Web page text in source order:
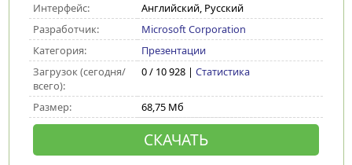
Интерфейс:
Английский, Русский
Разработчик:
Microsoft Corporation
Категория:
Презентации
Загрузок (сегодня/
всего):
0 / 10 928 | Статистика
Размер: 68,75 Мб
СКАЧАТЬ